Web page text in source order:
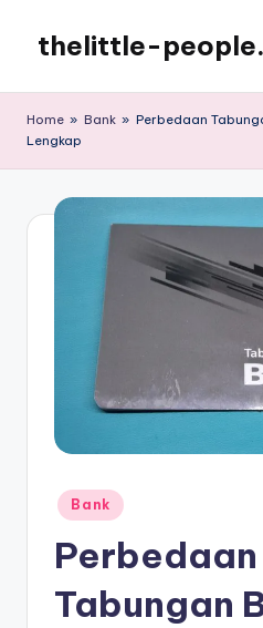
content
thelittle-
dan
Home » Bank » Perbedaan
Lengkap
Posted
in
Bank
Perbedaan
Tabungan